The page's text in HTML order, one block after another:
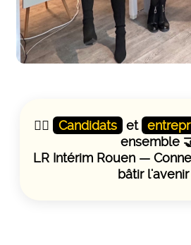
👷‍♀️ Candidats et
ensemble
LR Intérim Rouen —
bâtir l'avenir